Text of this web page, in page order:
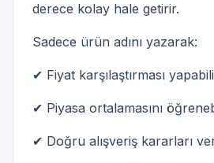
derece kolay hale getirir.
Sadece ürün adını yazarak:
✔ Fiyat karşılaştırması
✔ Piyasa ortalamasını
✔ Doğru alışveriş kararları